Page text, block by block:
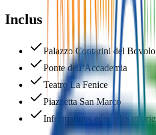
Inclus
Palazzo Contarini del Bovolo
Ponte dell’Accademia
Teatro La Fenice
Piazzetta San Marco
Informations générales et